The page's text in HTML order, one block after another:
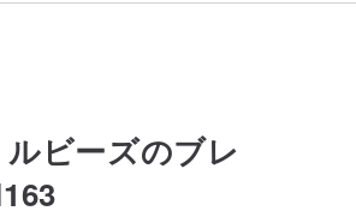
ビーズのブレ